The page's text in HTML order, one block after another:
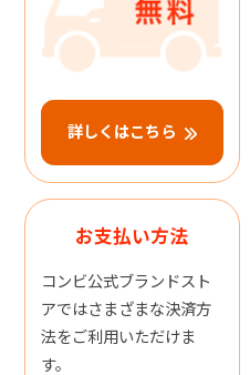
詳しくはこちら
お支払い方法
コンビ公式ブランドスト
アではさまざまな決済方
法をご利用いただけま
す。